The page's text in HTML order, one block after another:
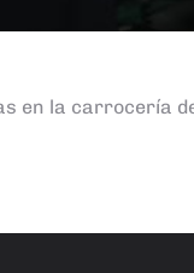
en la carrocería